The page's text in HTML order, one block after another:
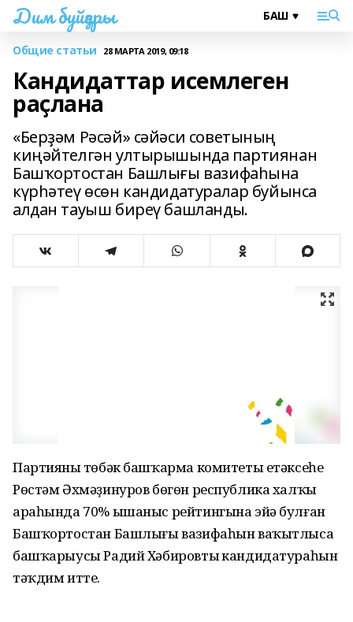
Дим буйҙары
Общие статьи 28 МАРТА 2019, 09:18
Кандидаттар исемлеген
раҫлана
«Берҙәм Рәсәй» сәйәси советының
киңәйтелгән ултырышында партиянан
Башҡортостан Башлығы вазифаһына
күрһәтеү өсөн кандидатуралар буйынса
алдан тауыш биреү башланды.
Партияның төбәк башҡарма комитеты етәксеһе
Рөстәм Әхмәҙинуров бөгөн республика халҡы
араһында 70% ышаныс рейтингына эйә булған
Башҡортостан Башлығы вазифаһын ваҡытлыса
башҡарыусы Радий Хәбировтың кандидатураһын
тәҡдим итте.